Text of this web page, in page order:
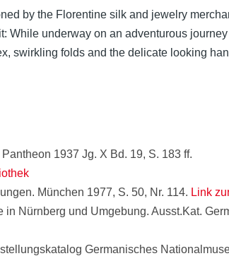
by the Florentine silk and jewelry
While underway on an adventurous
swirkling folds and the delicate looking
1937 Jg. X Bd. 19, S. 183 ff.
München 1977, S. 50, Nr. 114. Link
Nürnberg und Umgebung. Ausst.Kat.
Germanisches